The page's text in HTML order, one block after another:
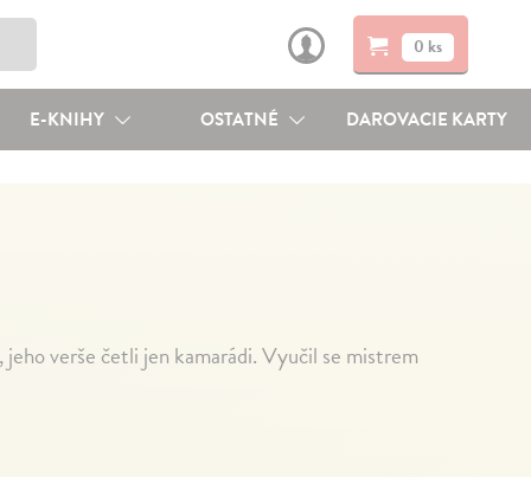
0 ks
E-KNIHY OSTATNÉ DAROVACIE KARTY
verše četli jen kamarádi. Vyučil se mistrem